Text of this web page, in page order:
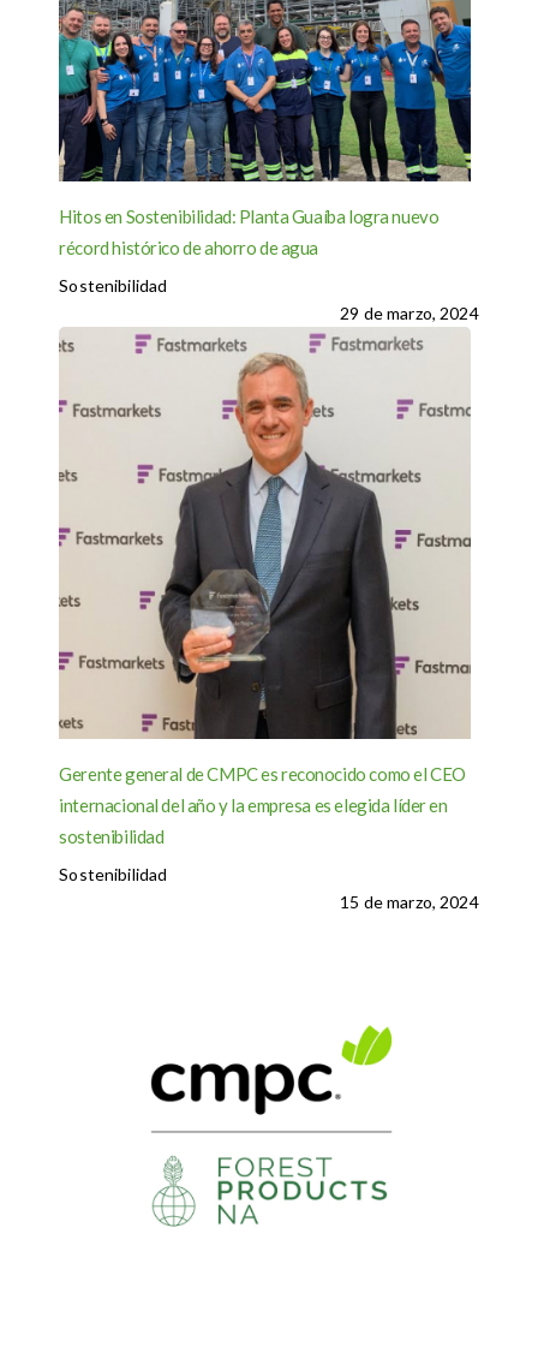
Hitos en Sostenibilidad: Planta Guaíba logra nuevo
récord histórico de ahorro de agua
Sostenibilidad
29 de marzo, 2024
Gerente general de CMPC es reconocido como el CEO
internacional del año y la empresa es elegida líder en
sostenibilidad
Sostenibilidad
15 de marzo, 2024